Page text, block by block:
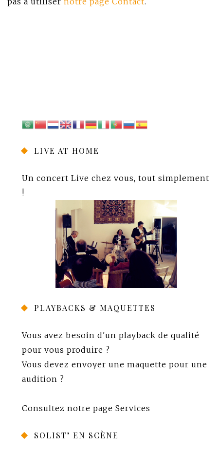
LIVE AT HOME
Un concert Live chez vous, tout simplement
!
PLAYBACKS & MAQUETTES
Vous avez besoin d'un playback de qualité
pour vous produire ?
Vous devez envoyer une maquette pour une
audition ?
Consultez notre page Services
SOLIST’ EN SCÈNE